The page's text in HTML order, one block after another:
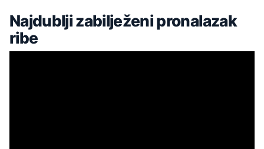
Najdublji zabilježeni pronalazak
ribe